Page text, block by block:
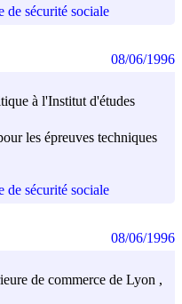
de sécurité sociale
à l'Institut d'études
les épreuves techniques
de sécurité sociale
08/06/1996
de commerce de Lyon ,
08/06/1996